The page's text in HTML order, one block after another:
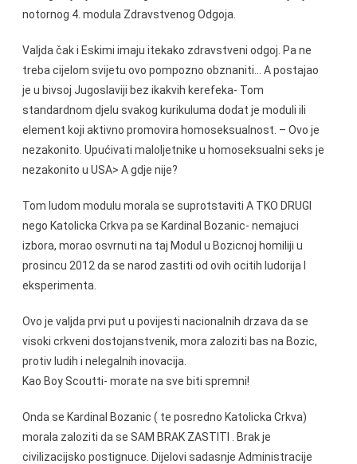
notornog 4. modula Zdravstvenog Odgoja.
Valjda čak i Eskimi imaju itekako zdravstveni odgoj. Pa ne
treba cijelom svijetu ovo pompozno obznaniti… A postajao
je u bivsoj Jugoslaviji bez ikakvih kerefeka- Tom
standardnom djelu svakog kurikuluma dodat je moduli ili
element koji aktivno promovira homoseksualnost. – Ovo je
nezakonito. Upućivati maloljetnike u homoseksualni seks je
nezakonito u USA> A gdje nije?
Tom ludom modulu morala se suprotstaviti A TKO DRUGI
nego Katolicka Crkva pa se Kardinal Bozanic- nemajuci
izbora, morao osvrnuti na taj Modul u Bozicnoj homiliji u
prosincu 2012 da se narod zastiti od ovih ocitih ludorija I
eksperimenta.
Ovo je valjda prvi put u povijesti nacionalnih drzava da se
visoki crkveni dostojanstvenik, mora zaloziti bas na Bozic,
protiv ludih i nelegalnih inovacija.
Kao Boy Scoutti- morate na sve biti spremni!
Onda se Kardinal Bozanic ( te posredno Katolicka Crkva)
morala zaloziti da se SAM BRAK ZASTITI . Brak je
civilizacijsko postignuce. Dijelovi sadasnje Administracije